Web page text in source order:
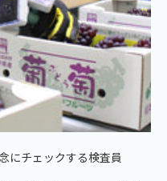
にチェックする検査員